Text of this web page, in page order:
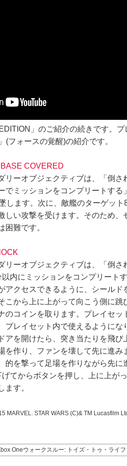
」のご紹介の続きです。
(フォースの覚醒)の紹介です。
COVERED
リーオブジェクティブは、「倒さ
でミッションをコンプリートする
します。次に、敵艦のターゲッ
しい攻撃を受けます。そのため、
困難です。
リーオブジェクティブは、「倒さ
内にミッションをコンプリートす
アクセスできるように、シールド
こから上に上がって向こう側に跳
のコインを取ります。プレイセッ
プレイセット内で使えるようにな
アを開けたら、突き当たりを飛び
を作り、ファンを壊して先に進み
的を撃って足場を作りながら先に
てからボタンを押し、上に上が
ます。
MARVEL. STAR WARS (C)& TM Lucasfilm
Oneウォークスルー: トイズ・トゥ・ライフ